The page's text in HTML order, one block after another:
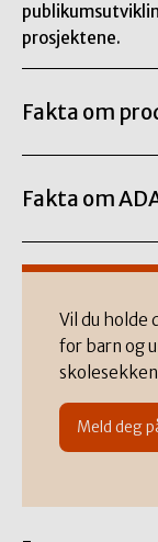
prosjektene.
Fakta om
Fakta om
Vil du holde
for barn og
Meld deg